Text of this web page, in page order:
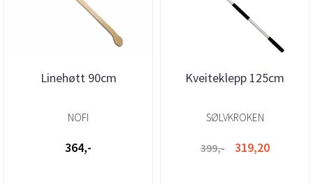
Linehøtt 90cm
NOFI
364,-
Kveiteklepp 125cm
SØLVKROKEN
399,- 319,20